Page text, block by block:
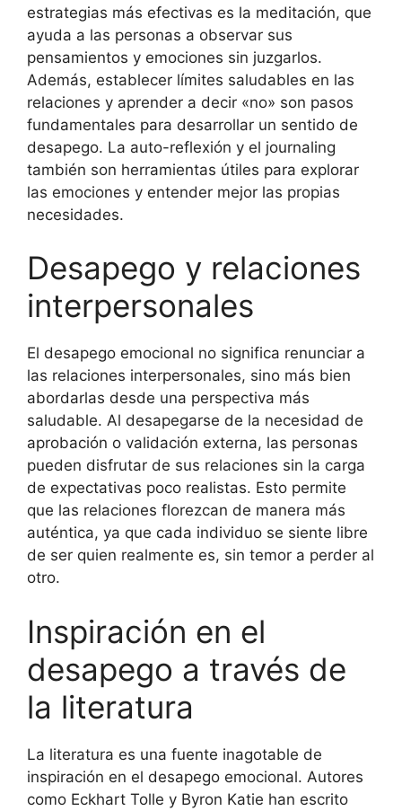
estrategias más efectivas es la meditación, que
ayuda a las personas a observar sus
pensamientos y emociones sin juzgarlos.
Además, establecer límites saludables en las
relaciones y aprender a decir «no» son pasos
fundamentales para desarrollar un sentido de
desapego. La auto-reflexión y el journaling
también son herramientas útiles para explorar
las emociones y entender mejor las propias
necesidades.
Desapego y relaciones
interpersonales
El desapego emocional no significa renunciar a
las relaciones interpersonales, sino más bien
abordarlas desde una perspectiva más
saludable. Al desapegarse de la necesidad de
aprobación o validación externa, las personas
pueden disfrutar de sus relaciones sin la carga
de expectativas poco realistas. Esto permite
que las relaciones florezcan de manera más
auténtica, ya que cada individuo se siente libre
de ser quien realmente es, sin temor a perder al
otro.
Inspiración en el
desapego a través de
la literatura
La literatura es una fuente inagotable de
inspiración en el desapego emocional. Autores
como Eckhart Tolle y Byron Katie han escrito